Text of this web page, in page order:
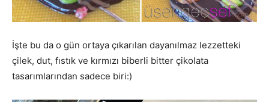
İşte bu da o gün ortaya çıkarılan dayanılmaz lezzetteki
çilek, dut, fıstık ve kırmızı biberli bitter çikolata
tasarımlarından sadece biri:)